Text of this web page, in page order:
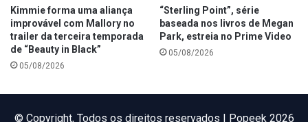
Kimmie forma uma aliança
improvável com Mallory no
trailer da terceira temporada
de “Beauty in Black”
05/08/2026
“Sterling Point”, série
baseada nos livros de Megan
Park, estreia no Prime Video
05/08/2026
©️ Copyright, Todos os direitos reservados | Popeek 2026